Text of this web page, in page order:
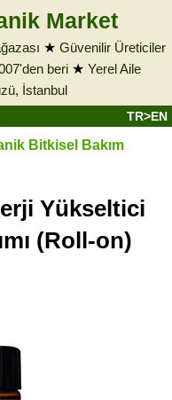
Market
★ Güvenilir Üreticiler
beri★ Yerel Aile
İstanbul
TR>EN
Bitkisel Bakım
Yükseltici
(Roll-on)